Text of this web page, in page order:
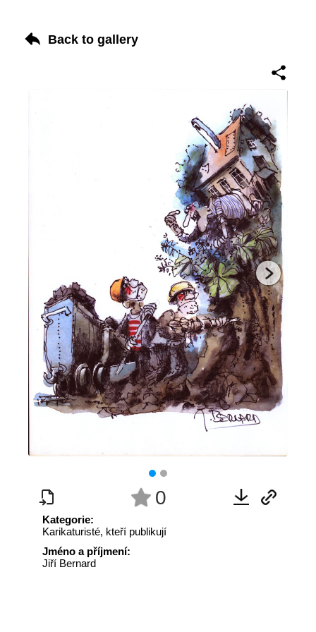
Back to gallery
0
Kategorie:
Karikaturisté, kteří publikují
Jméno a příjmení:
Jiří Bernard